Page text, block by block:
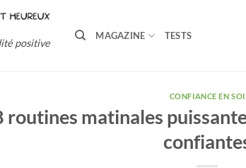
positive
MAGAZINE TESTS
CONFIANCE EN SOI
routines matinales